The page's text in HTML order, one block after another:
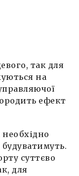
так для
на
ефект
суттєво
для